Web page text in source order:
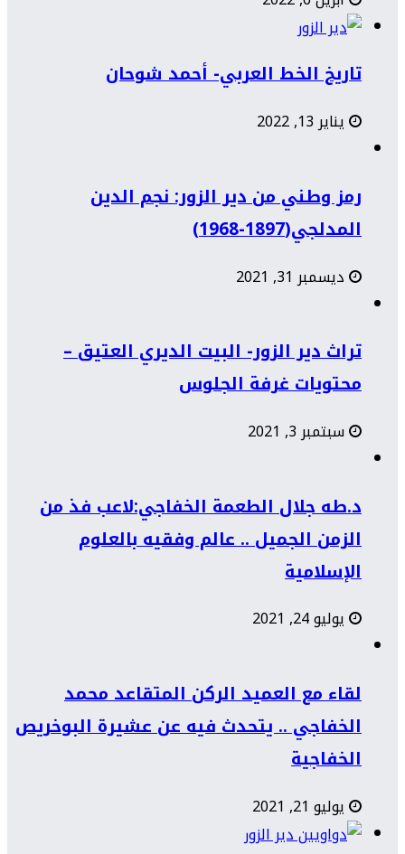
تاريخ الخط العربي- أحمد شوحان
يناير 13, 2022
رمز وطني من دير الزور: نجم الدين
المدلجي(1897-1968)
ديسمبر 31, 2021
تراث دير الزور- البيت الديري العتيق –
محتويات غرفة الجلوس
سبتمبر 3, 2021
د.طه جلال الطعمة الخفاجي:لاعب فذ من
الزمن الجميل .. عالم وفقيه بالعلوم
الإسلامية
يوليو 24, 2021
لقاء مع العميد الركن المتقاعد محمد
الخفاجي .. يتحدث فيه عن عشيرة البوخريص
الخفاجية
يوليو 21, 2021